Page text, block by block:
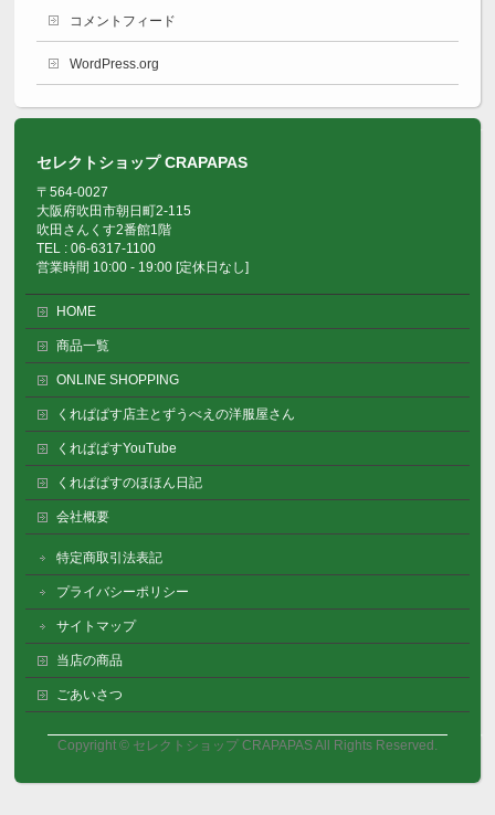
コメントフィード
WordPress.org
セレクトショップ CRAPAPAS
〒564-0027
大阪府吹田市朝日町2-115
吹田さんくす2番館1階
TEL : 06-6317-1100
営業時間 10:00 - 19:00 [定休日なし]
HOME
商品一覧
ONLINE SHOPPING
くれぱぱす店主とずうべえの洋服屋さん
くれぱぱすYouTube
くれぱぱすのほほん日記
会社概要
特定商取引法表記
プライバシーポリシー
サイトマップ
当店の商品
ごあいさつ
Copyright © セレクトショップ CRAPAPASAll Rights Reserved.